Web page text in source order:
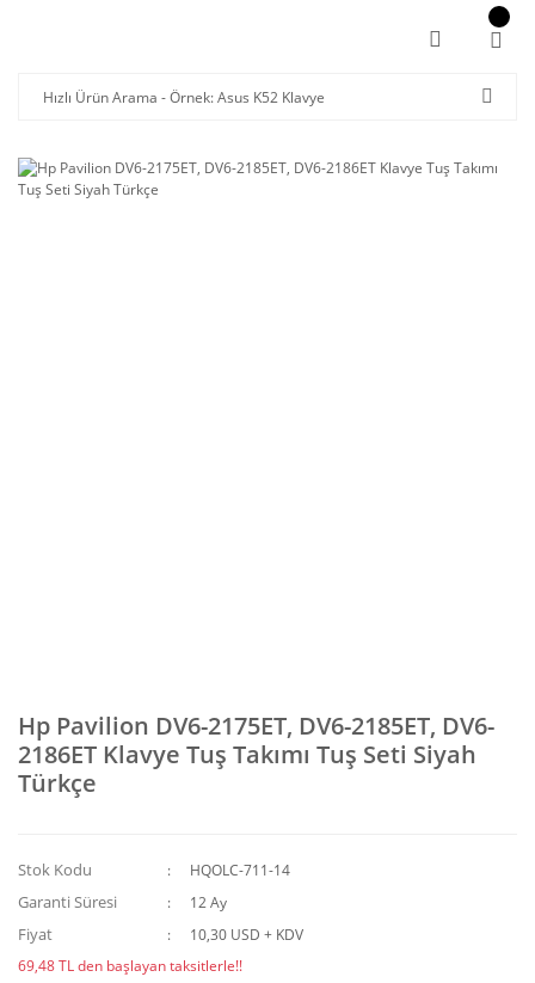
Hp Pavilion DV6-2175ET, DV6-2185ET, DV6-
2186ET Klavye Tuş Takımı Tuş Seti Siyah
Türkçe
Stok Kodu HQOLC-711-14
Garanti Süresi 12 Ay
Fiyat
10,30 USD + KDV
69,48 TL den başlayan taksitlerle!!